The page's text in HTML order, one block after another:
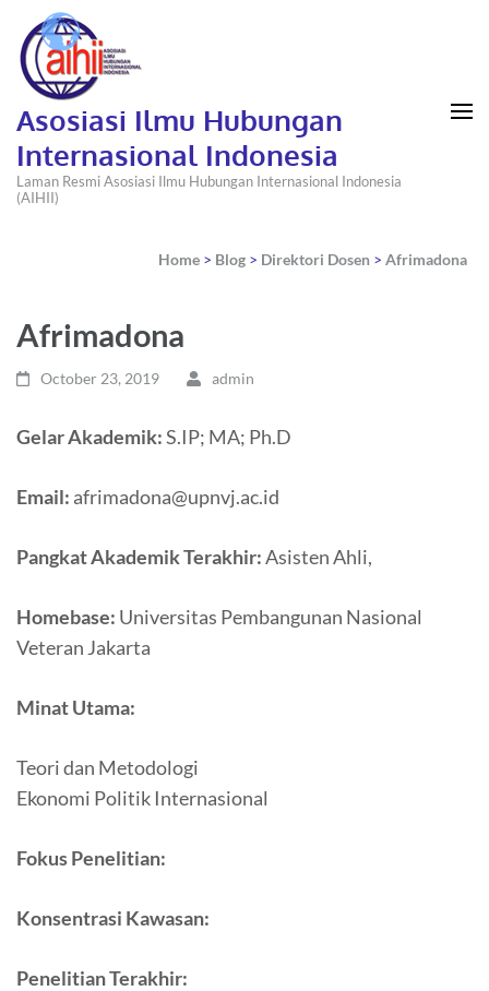
Asosiasi Ilmu Hubungan
Internasional Indonesia
Laman Resmi Asosiasi Ilmu Hubungan Internasional Indonesia
(AIHII)
Home > Blog > Direktori Dosen > Afrimadona
Afrimadona
October 23, 2019 admin
Gelar Akademik:S.IP; MA; Ph.D
Email: afrimadona@upnvj.ac.id
Pangkat Akademik Terakhir:Asisten Ahli,
Homebase: Universitas Pembangunan Nasional
Veteran Jakarta
Minat Utama:
Teori dan Metodologi
Ekonomi Politik Internasional
Fokus Penelitian:
Konsentrasi Kawasan:
Penelitian Terakhir: